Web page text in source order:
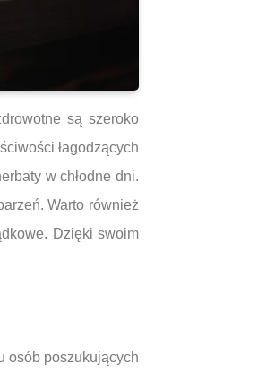
są szeroko
łagodzących
w chłodne dni.
Warto również
Dzięki swoim
osób poszukujących